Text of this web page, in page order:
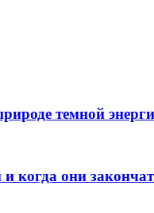
темной
когда они